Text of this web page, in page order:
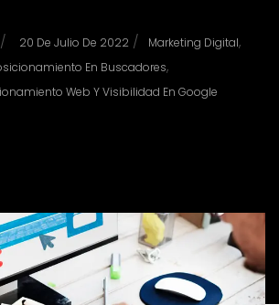
20 De Julio De 2022/ Marketing Digital,
En Buscadores,
Web Y Visibilidad En Google